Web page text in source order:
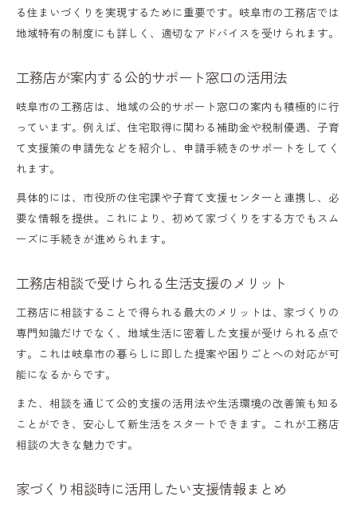
る住まいづくりを実現するために重要です。岐阜市の工務店では
地域特有の制度にも詳しく、適切なアドバイスを受けられます。
工務店が案内する公的サポート窓口の活用法
岐阜市の工務店は、地域の公的サポート窓口の案内も積極的に行
っています。例えば、住宅取得に関わる補助金や税制優遇、子育
て支援策の申請先などを紹介し、申請手続きのサポートをしてく
れます。
具体的には、市役所の住宅課や子育て支援センターと連携し、必
要な情報を提供。これにより、初めて家づくりをする方でもスム
ーズに手続きが進められます。
工務店相談で受けられる生活支援のメリット
工務店に相談することで得られる最大のメリットは、家づくりの
専門知識だけでなく、地域生活に密着した支援が受けられる点で
す。これは岐阜市の暮らしに即した提案や困りごとへの対応が可
能になるからです。
また、相談を通じて公的支援の活用法や生活環境の改善策も知る
ことができ、安心して新生活をスタートできます。これが工務店
相談の大きな魅力です。
家づくり相談時に活用したい支援情報まとめ